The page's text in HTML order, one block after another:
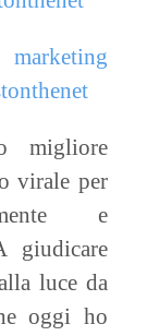
migliore
virale per
e
giudicare
luce da
oggi ho